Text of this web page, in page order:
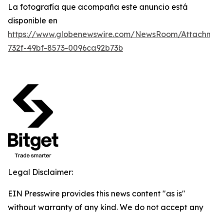
La fotografía que acompaña este anuncio está
disponible en
https://www.globenewswire.com/NewsRoom/
732f-49bf-8573-0096ca92b73b
Legal Disclaimer:
EIN Presswire provides this news content "as is"
without warranty of any kind. We do not accept any